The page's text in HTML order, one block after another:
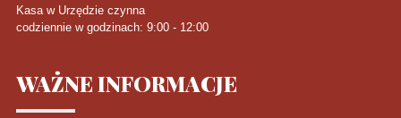
Kasa w Urzędzie czynna
codziennie w godzinach: 9:00 - 12:00
WAŻNEINFORMACJE